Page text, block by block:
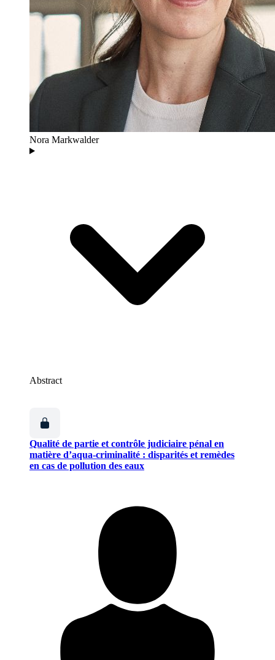
Nora Markwalder
Abstract
Qualité de partie et contrôle judiciaire pénal en
matière d’aqua-criminalité : disparités et remèdes
en cas de pollution des eaux